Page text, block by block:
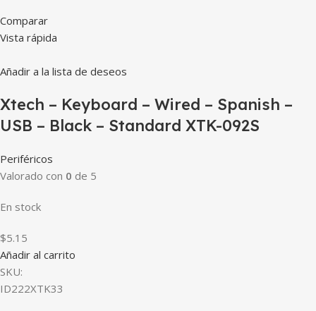
Comparar
Vista rápida
Añadir a la lista de deseos
Xtech – Keyboard – Wired – Spanish –
USB – Black – Standard XTK-092S
Periféricos
Valorado con 0 de 5
En stock
$5.15
Añadir al carrito
SKU:
ID222XTK33